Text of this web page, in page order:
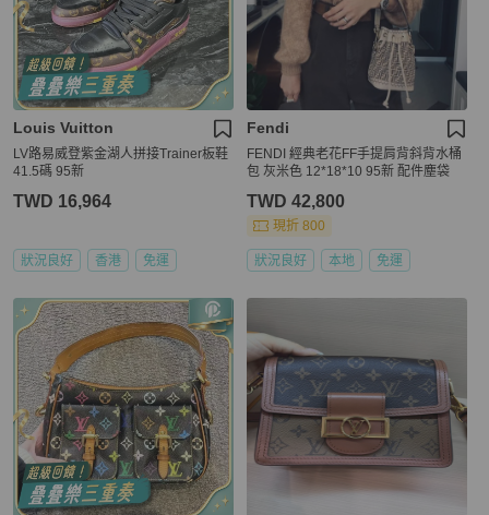
Louis Vuitton
LV路易威登紫金湖人拼接Trainer板鞋
41.5碼 95新
TWD 16,964
狀況良好 香港 免運
Fendi
FENDI 經典老花FF手提肩背斜背水桶
包 灰米色 12*18*10 95新 配件塵袋
TWD 42,800
現折 800
狀況良好 本地 免運